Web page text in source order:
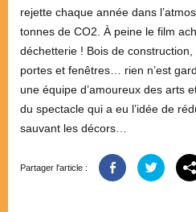
rejette chaque année dans
tonnes de CO2. À peine le film
déchetterie ! Bois de
portes et fenêtres… rien n’est
une équipe d’amoureux des arts
du spectacle qui a eu l’idée de
sauvant les décors…
Partager l'article :